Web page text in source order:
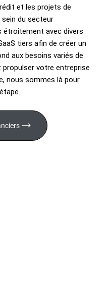
et les projets de
du secteur
étroitement avec divers
tiers afin de créer un
aux besoins variés de
votre entreprise
nous sommes là pour